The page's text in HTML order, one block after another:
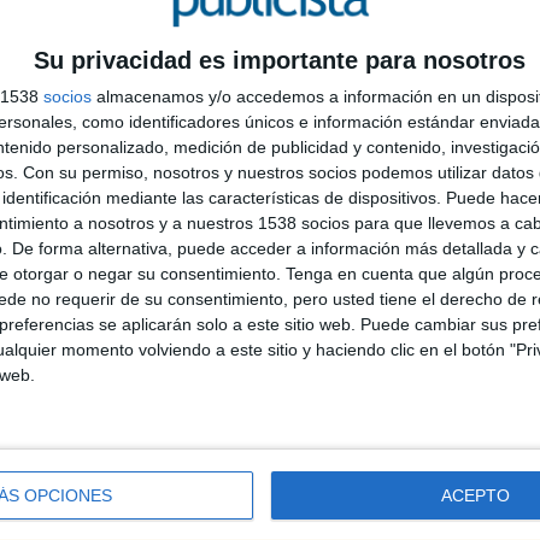
Su privacidad es importante para nosotros
socios almacenamos y/o accedemos a información en un
como identificadores únicos e información estándar
personalizado, medición de publicidad y contenido,
Con su permiso, nosotros y nuestros socios podemos utilizar datos
mediante las características de dispositivos. Puede
a nosotros y a nuestros 1538 socios para que llevemos a
De forma alternativa, puede acceder a información más detallada y
otorgar o negar su consentimiento. Tenga en cuenta que algún
no requerir de su consentimiento, pero usted tiene el derecho de
se aplicarán solo a este sitio web. Puede cambiar sus
momento volviendo a este sitio y haciendo clic en el botón
OPCIONES ACEPTO
fecha en el que todo lo recaudado por la venta
Familiares Ronald McDonald de la Fundación.
simpáticos peluches de la Fundación, en todos
el mismo fin de recaudar fondos que ayuden a las
presencia de la Fundación en España, McDonald’s
y seguidores a través de múltiples
las próximas semanas.
creada en 1997 y en estos 25 años se ha
que ofrecen de forma directa bienestar y
se deben desplazar para recibir tratamiento
Ronald McDonald, la Fundación ofrece un “hogar
de larga duración en España. Desde la
más de 12.200 familias.